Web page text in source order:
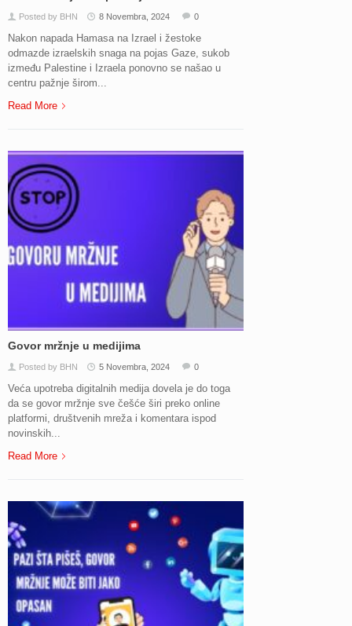
Posted by BHN 8 Novembra, 2024 0
Nakon napada Hamasa na Izrael i žestoke
odmazde izraelskih snaga na pojas Gaze, sukob
između Palestine i Izraela ponovno se našao u
centru pažnje širom...
Read More
Govor mržnje u medijima
Posted by BHN 5 Novembra, 2024 0
Veća upotreba digitalnih medija dovela je do toga
da se govor mržnje sve češće širi preko online
platformi, društvenih mreža i komentara ispod
novinskih...
Read More